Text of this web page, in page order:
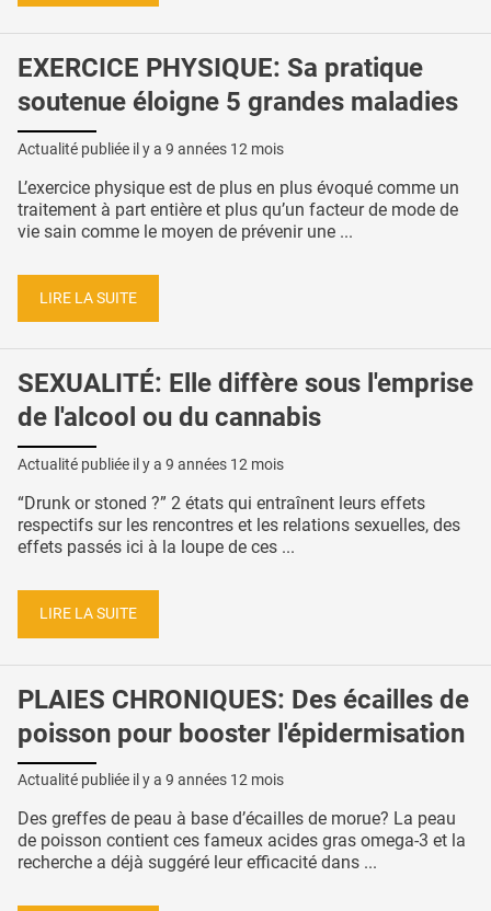
EXERCICE PHYSIQUE: Sa pratique
soutenue éloigne 5 grandes maladies
Actualité publiée il y a 9 années 12 mois
L’exercice physique est de plus en plus évoqué comme un
traitement à part entière et plus qu’un facteur de mode de
vie sain comme le moyen de prévenir une ...
LIRE LA SUITE
SEXUALITÉ: Elle diffère sous l'emprise
de l'alcool ou du cannabis
Actualité publiée il y a 9 années 12 mois
“Drunk or stoned ?” 2 états qui entraînent leurs effets
respectifs sur les rencontres et les relations sexuelles, des
effets passés ici à la loupe de ces ...
LIRE LA SUITE
PLAIES CHRONIQUES: Des écailles de
poisson pour booster l'épidermisation
Actualité publiée il y a 9 années 12 mois
Des greffes de peau à base d’écailles de morue? La peau
de poisson contient ces fameux acides gras omega-3 et la
recherche a déjà suggéré leur efficacité dans ...